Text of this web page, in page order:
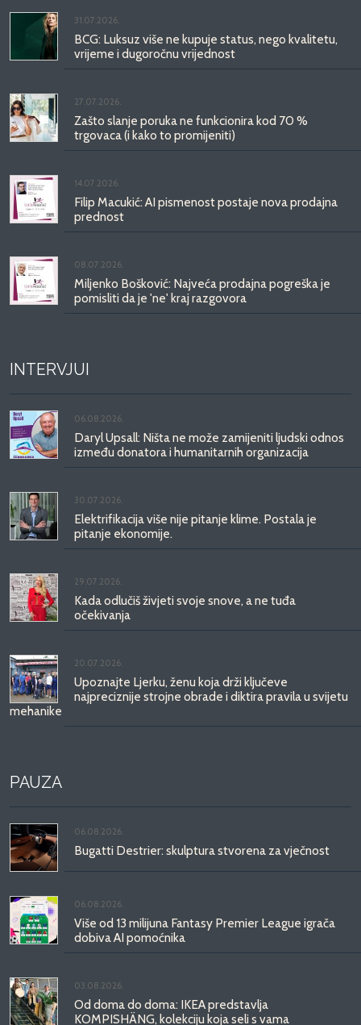
31.07.2026.
BCG: Luksuz više ne kupuje status, nego kvalitetu,
vrijeme i dugoročnu vrijednost
27.07.2026.
Zašto slanje poruka ne funkcionira kod 70 %
trgovaca (i kako to promijeniti)
14.07.2026.
Filip Macukić: AI pismenost postaje nova prodajna
prednost
08.07.2026.
Miljenko Bošković: Najveća prodajna pogreška je
pomisliti da je 'ne' kraj razgovora
INTERVJUI
06.08.2026.
Daryl Upsall: Ništa ne može zamijeniti ljudski odnos
između donatora i humanitarnih organizacija
30.07.2026.
Elektrifikacija više nije pitanje klime. Postala je
pitanje ekonomije.
29.07.2026.
Kada odlučiš živjeti svoje snove, a ne tuđa
očekivanja
20.07.2026.
Upoznajte Ljerku, ženu koja drži ključeve
najpreciznije strojne obrade i diktira pravila u svijetu
mehanike
PAUZA
06.08.2026.
Bugatti Destrier: skulptura stvorena za vječnost
06.08.2026.
Više od 13 milijuna Fantasy Premier League igrača
dobiva AI pomoćnika
03.08.2026.
Od doma do doma: IKEA predstavlja
KOMPISHÄNG, kolekciju koja seli s vama